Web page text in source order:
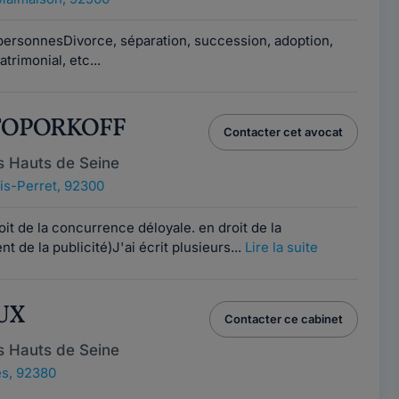
séparation, succession, adoption,
etc...
Hauts de Seine
Perret, 92300
Contacter cet avocat
de la concurrence déloyale. en droit de la
de la publicité)J'ai écrit plusieurs... Lire la suite
Hauts de Seine
92380
Contacter ce cabinet